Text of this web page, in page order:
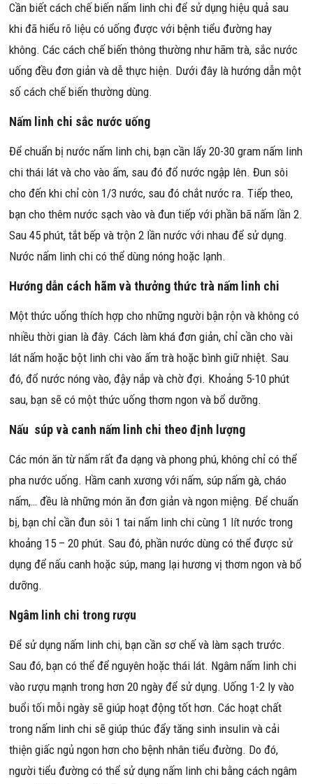
Cần biết cách chế biến nấm linh chi để sử dụng hiệu quả sau
khi đã hiểu rõ liệu có uống được với bệnh tiểu đường hay
không. Các cách chế biến thông thường như hãm trà, sắc nước
uống đều đơn giản và dễ thực hiện. Dưới đây là hướng dẫn một
số cách chế biến thường dùng.
Nấm linh chi sắc nước uống
Để chuẩn bị nước nấm linh chi, bạn cần lấy 20-30 gram nấm linh
chi thái lát và cho vào ấm, sau đó đổ nước ngập lên. Đun sôi
cho đến khi chỉ còn 1/3 nước, sau đó chắt nước ra. Tiếp theo,
bạn cho thêm nước sạch vào và đun tiếp với phần bã nấm lần 2.
Sau 45 phút, tắt bếp và trộn 2 lần nước với nhau để sử dụng.
Nước nấm linh chi có thể dùng nóng hoặc lạnh.
Hướng dẫn cách hãm và thưởng thức trà nấm linh chi
Một thức uống thích hợp cho những người bận rộn và không có
nhiều thời gian là đây. Cách làm khá đơn giản, chỉ cần cho vài
lát nấm hoặc bột linh chi vào ấm trà hoặc bình giữ nhiệt. Sau
đó, đổ nước nóng vào, đậy nắp và chờ đợi. Khoảng 5-10 phút
sau, bạn sẽ có một thức uống thơm ngon và bổ dưỡng.
Nấu súp và canh nấm linh chi theo định lượng
Các món ăn từ nấm rất đa dạng và phong phú, không chỉ có thể
pha nước uống. Hầm canh xương với nấm, súp nấm gà, cháo
nấm,… đều là những món ăn đơn giản và ngon miệng. Để chuẩn
bị, bạn chỉ cần đun sôi 1 tai nấm linh chi cùng 1 lít nước trong
khoảng 15 – 20 phút. Sau đó, phần nước dùng có thể được sử
dụng để nấu canh hoặc súp, mang lại hương vị thơm ngon và bổ
dưỡng.
Ngâm linh chi trong rượu
Để sử dụng nấm linh chi, bạn cần sơ chế và làm sạch trước.
Sau đó, bạn có thể để nguyên hoặc thái lát. Ngâm nấm linh chi
vào rượu mạnh trong hơn 20 ngày để sử dụng. Uống 1-2 ly vào
buổi tối mỗi ngày sẽ giúp hoạt động tốt hơn. Các hoạt chất
trong nấm linh chi sẽ giúp thúc đẩy tăng sinh insulin và cải
thiện giấc ngủ ngon hơn cho bệnh nhân tiểu đường. Do đó,
người tiểu đường có thể sử dụng nấm linh chi bằng cách ngâm